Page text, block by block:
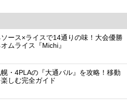
ース×ライスで14通りの味！大会優勝
ムライス『Michi』
幌・4PLAの『大通バル』を攻略！移動
しむ完全ガイド